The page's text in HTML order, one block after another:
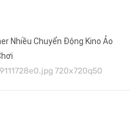
Nhiều Chuyển Động Kino Ảo
720x720q50